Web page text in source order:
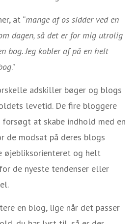
at “mange af os sidder ved en
dagen, så det er for mig utrolig
bog. Jeg kobler af på en helt
.”
adskiller bøger og blogs
levetid. De fire bloggere
at skabe indhold med en
de modsat på deres blogs
øjebliksorienteret og helt
de nyeste tendenser eller
en blog, lige når det passer